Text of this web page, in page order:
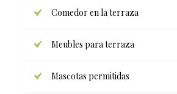
Comedor en la terraza
Meubles para terraza
Mascotas permitidas